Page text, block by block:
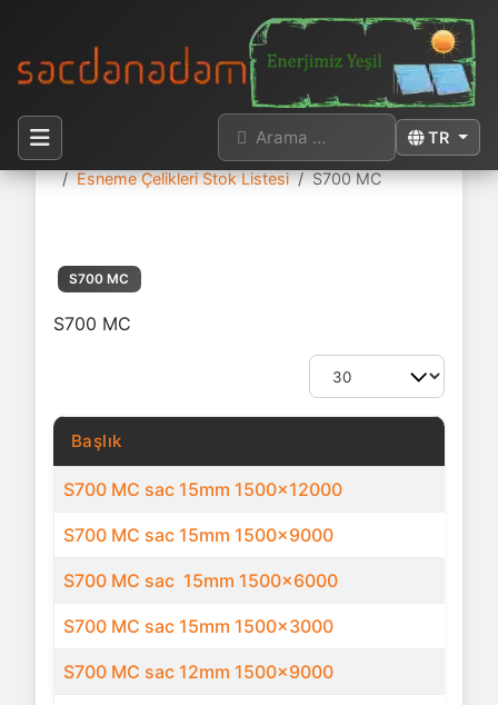
Dilinizi seçin
TR
Arama
Buradasınız:
Esneme Çelikleri Stok Listesi
S700 MC
S700 MC
S700 MC
Göster #
Başlık
S700 MC sac 15mm 1500x12000
S700 MC sac 15mm 1500x9000
S700 MC sac 15mm 1500x6000
S700 MC sac 15mm 1500x3000
S700 MC sac 12mm 1500x9000